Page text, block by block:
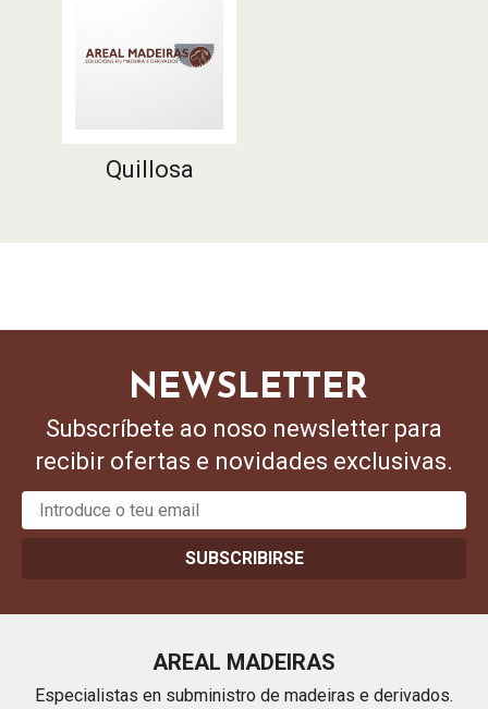
Quillosa
NEWSLETTER
Subscríbete ao noso newsletter para
recibir ofertas e novidades exclusivas.
SUBSCRIBIRSE
AREAL MADEIRAS
Especialistas en subministro de madeiras e derivados.